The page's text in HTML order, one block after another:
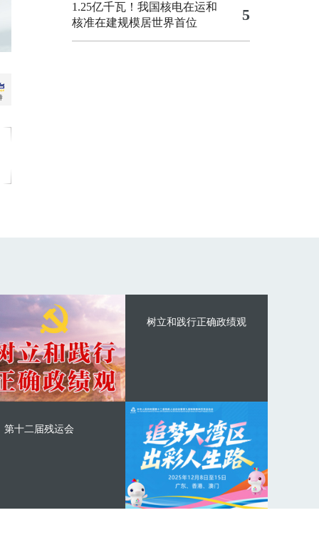
1.25亿千瓦！我国核电在运和
核准在建规模居世界首位
5
树立和践行正确政绩观
第十二届残运会